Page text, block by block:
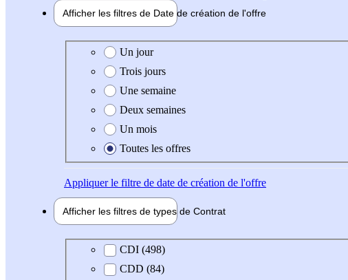
Afficher les filtres de Date de création de l'offre
Date de création de l'offre
Un jour
Trois jours
Une semaine
Deux semaines
Un mois
Toutes les offres
Appliquerle filtre de date de création de l'offre
Afficher les filtres de types de Contrat
Type de contratCDI (498)
CDD (84)